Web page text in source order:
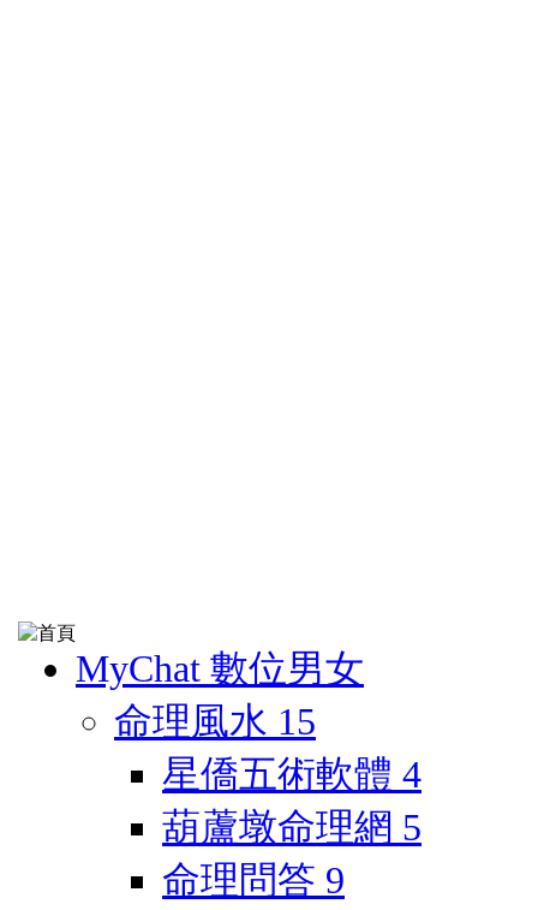
MyChat 數位男女
命理風水 15
星僑五術軟體 4
葫蘆墩命理網 5
命理問答 9